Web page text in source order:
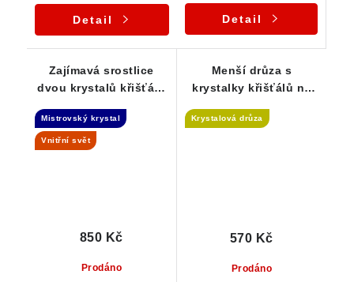
Detail Detail
Zajímavá srostlice
dvou krystalů křišťálu
dvojice
Mistrovský krystal
Vnitřní svět
Prodáno
850 Kč
Menší drůza s
krystalky křišťálů na
Stará Červená Voda
Krystalová drůza
Prodáno
570 Kč